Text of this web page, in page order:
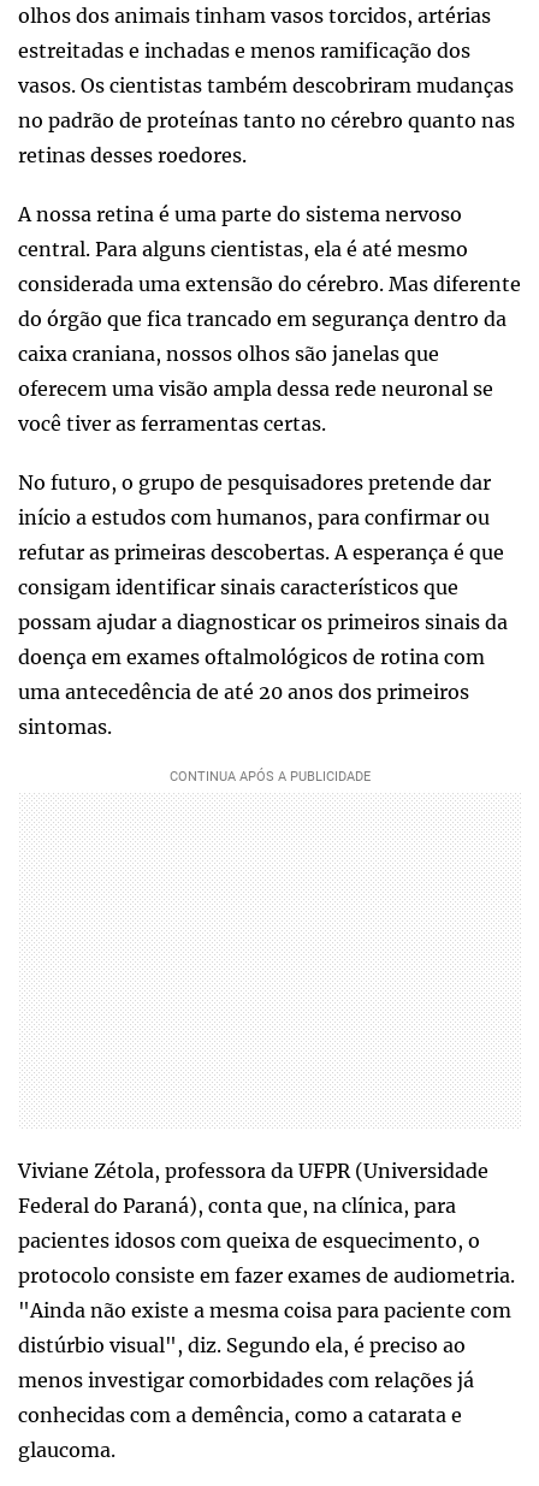
olhos dos animais tinham vasos torcidos, artérias
estreitadas e inchadas e menos ramificação dos
vasos. Os cientistas também descobriram mudanças
no padrão de proteínas tanto no cérebro quanto nas
retinas desses roedores.
A nossa retina é uma parte do sistema nervoso
central. Para alguns cientistas, ela é até mesmo
considerada uma extensão do cérebro. Mas diferente
do órgão que fica trancado em segurança dentro da
caixa craniana, nossos olhos são janelas que
oferecem uma visão ampla dessa rede neuronal se
você tiver as ferramentas certas.
No futuro, o grupo de pesquisadores pretende dar
início a estudos com humanos, para confirmar ou
refutar as primeiras descobertas. A esperança é que
consigam identificar sinais característicos que
possam ajudar a diagnosticar os primeiros sinais da
doença em exames oftalmológicos de rotina com
uma antecedência de até 20 anos dos primeiros
sintomas.
Viviane Zétola, professora da UFPR (Universidade
Federal do Paraná), conta que, na clínica, para
pacientes idosos com queixa de esquecimento, o
protocolo consiste em fazer exames de audiometria.
"Ainda não existe a mesma coisa para paciente com
distúrbio visual", diz. Segundo ela, é preciso ao
menos investigar comorbidades com relações já
conhecidas com a demência, como a catarata e
glaucoma.